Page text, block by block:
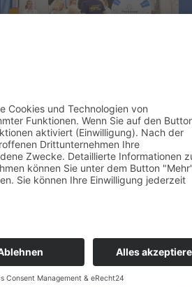
Beratungsstand „Ihr Zuhause zukunfts­
fähig dämmen und beheizen“ in Halle 7
Kostenlose Energieberatungen von
Haus & Grund und der
Verbraucherzentrale Schleswig-Holstein